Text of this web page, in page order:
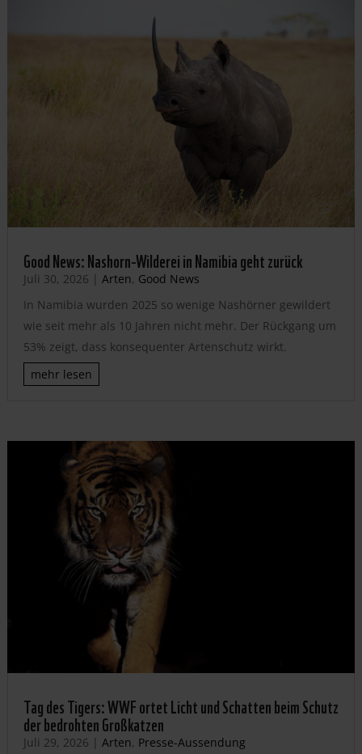
Good News: Nashorn-Wilderei in Namibia geht zurück
Juli 30, 2026 | Arten, Good News
In Namibia wurden 2025 so wenige Nashörner gewildert
wie seit mehr als 10 Jahren nicht mehr. Der Rückgang um
53% zeigt, dass konsequenter Artenschutz wirkt.
mehr lesen
Tag des Tigers: WWF ortet Licht und Schatten beim Schutz
der bedrohten Großkatzen
Juli 29, 2026 | Arten, Presse-Aussendung